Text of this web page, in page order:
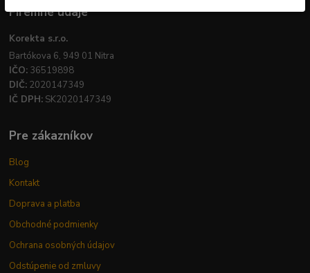
Firemné údaje
Korekta s.r.o.
Bartókova 6, 949 01 Nitra
IČO: 36519898
DIČ: 2020147349
IČ DPH: SK2020147349
Pre zákazníkov
Blog
Kontakt
Doprava a platba
Obchodné podmienky
Ochrana osobných údajov
Odstúpenie od zmluvy